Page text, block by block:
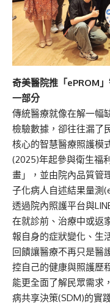
奇美醫院推「ePROM
一部分
傳統醫療就像在解一幅
檢驗數據，卻往往漏了
核心的智慧醫療照護模
(2025)年起參與衛生福
畫」，並由院內品質管
子化病人自述結果量測
透過院內照護平台與
在就診前、治療中或返
報自身的症狀變化、生
回饋讓醫療不再只是醫
控自己的健康與照護歷
能更全面了解民眾需求
病共享決策(SDM)的實